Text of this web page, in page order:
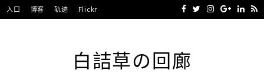
Skip
to
入口 博客 轨迹 Flickr
白詰草の回廊